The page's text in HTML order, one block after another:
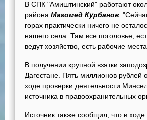
В СПК "Амиштинский" работают
района Магомед Курбанов .
горах практически ничего не
нашего села. Там все поголовье,
ведут хозяйство, есть рабочие
В получении крупной взятки
Дагестане. Пять миллионов
ходе проверки деятельности
источника в правоохранительных
Источник также сообщил, что в